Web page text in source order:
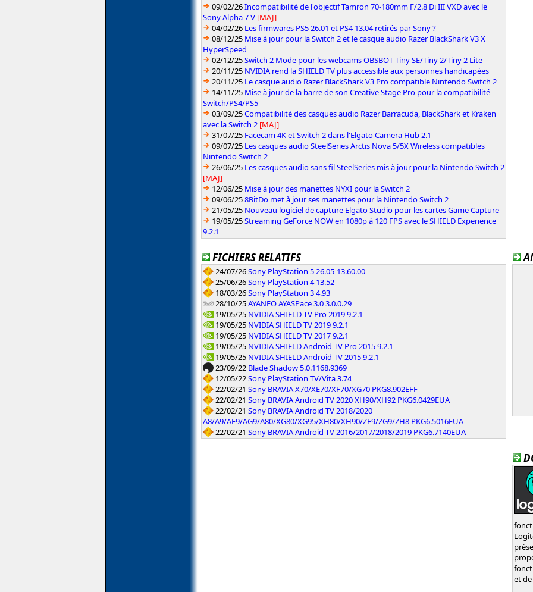
09/02/26Incompatibilité de l'objectif Tamron 70-180mm F/2.8 Di III VXD avec le
Sony Alpha 7 V [MAJ]
04/02/26 Les firmwares PS5 26.01 et PS4 13.04 retirés par Sony ?
08/12/25 Mise à jour pour la Switch 2 et le casque audio Razer BlackShark V3 X
HyperSpeed
02/12/25Switch 2 Mode pour les webcams OBSBOT Tiny SE/Tiny 2/Tiny 2 Lite
20/11/25 NVIDIA rend la SHIELD TV plus accessible aux personnes handicapées
20/11/25 Le casque audio Razer BlackShark V3 Pro compatible Nintendo Switch 2
14/11/25 Mise à jour de la barre de son Creative Stage Pro pour la compatibilité
Switch/PS4/PS5
03/09/25Compatibilité des casques audio Razer Barracuda, BlackShark et Kraken
avec la Switch 2 [MAJ]
31/07/25 Facecam 4K et Switch 2 dans l'Elgato Camera Hub 2.1
09/07/25 Les casques audio SteelSeries Arctis Nova 5/5X Wireless compatibles
Nintendo Switch 2
26/06/25 Les casques audio sans fil SteelSeries mis à jour pour la Nintendo Switch 2
[MAJ]
12/06/25 Mise à jour des manettes NYXI pour la Switch 2
09/06/258BitDo met à jour ses manettes pour la Nintendo Switch 2
21/05/25 Nouveau logiciel de capture Elgato Studio pour les cartes Game Capture
19/05/25Streaming GeForce NOW en 1080p à 120 FPS avec le SHIELD Experience
9.2.1
FICHIERS RELATIFS
24/07/26Sony PlayStation 5 26.05-13.60.00
25/06/26Sony PlayStation 4 13.52
18/03/26Sony PlayStation 3 4.93
28/10/25AYANEO AYASPace 3.0 3.0.0.29
19/05/25 NVIDIA SHIELD TV Pro 2019 9.2.1
19/05/25 NVIDIA SHIELD TV 2019 9.2.1
19/05/25 NVIDIA SHIELD TV 2017 9.2.1
19/05/25 NVIDIA SHIELD Android TV Pro 2015 9.2.1
19/05/25 NVIDIA SHIELD Android TV 2015 9.2.1
23/09/22 Blade Shadow 5.0.1168.9369
12/05/22Sony PlayStation TV/Vita 3.74
22/02/21 Sony BRAVIA X70/XE70/XF70/XG70 PKG8.902EFF
22/02/21 Sony BRAVIA Android TV 2020 XH90/XH92 PKG6.0429EUA
22/02/21 Sony BRAVIA Android TV 2018/2020
A8/A9/AF9/AG9/A80/XG80/XG95/XH80/XH90/ZF9/ZG9/ZH8 PKG6.5016EUA
22/02/21 Sony BRAVIA Android TV 2016/2017/2018/2019 PKG6.7140EUA
et